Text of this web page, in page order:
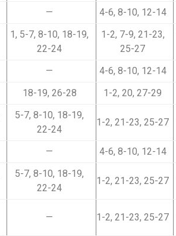
— 4-6, 8-10, 12-14
1, 5-7, 8-10, 18-19,
22-24
1-2, 7-9, 21-23,
25-27
— 4-6, 8-10, 12-14
18-19, 26-28 1-2, 20, 27-29
5-7, 8-10, 18-19,
22-24
1-2, 21-23, 25-27
— 4-6, 8-10, 12-14
5-7, 8-10, 18-19,
22-24
1-2, 21-23, 25-27
— 1-2, 21-23, 25-27